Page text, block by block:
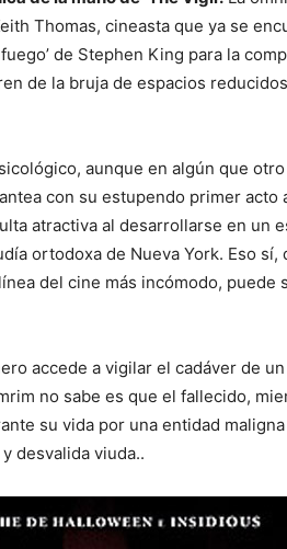
Thomas, cineasta que ya se
de Stephen King para la
de la bruja de espacios
aunque en algún que
con su estupendo primer acto
atractiva al desarrollarse en un
ortodoxa de Nueva York. Eso sí,
del cine más incómodo, puede
accede a vigilar el cadáver de
no sabe es que el fallecido,
su vida por una entidad
desvalida viuda..